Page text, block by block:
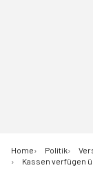
Home Politik
Kassen verfügen